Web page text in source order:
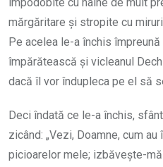
mărgăritare şi stropite cu
Pe acelea le-a închis
împărătească şi vicleanul
dacă îl vor îndupleca pe el să
Deci îndată ce le-a închis,
zicând: „Vezi, Doamne, cum
picioarelor mele; izbăveşte-